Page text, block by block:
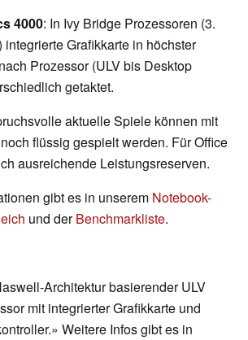
4000: In Ivy Bridge Prozessoren (3.
integrierte Grafikkarte in höchster
Prozessor (ULV bis Desktop
getaktet.
aktuelle Spiele können mit
flüssig gespielt werden. Für Office
ausreichende Leistungsreserven.
gibt es in unserem Notebook-
und derBenchmarkliste.
Architektur basierender ULV
mit integrierter Grafikkarte und
Weitere Infos gibt es in